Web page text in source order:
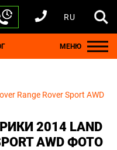
212 5612
445 8605
784 4450
337 2065
RU
МЕНЮ
Range Rover Sport AWD
2014 LAND
AWD ФОТО